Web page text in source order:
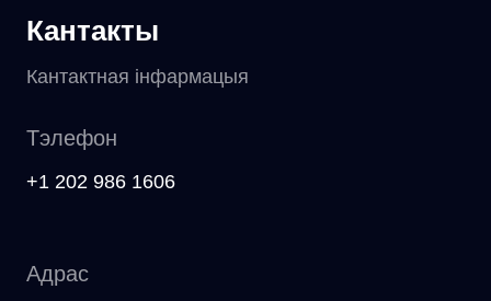
Кантакты
Кантактная інфармацыя
Тэлефон
+1 202 986 1606
Адрас